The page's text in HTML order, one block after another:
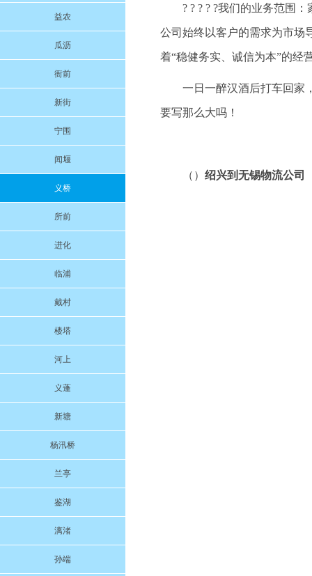
益农
瓜沥
衙前
新街
宁围
闻堰
义桥
所前
进化
临浦
戴村
楼塔
河上
义蓬
新塘
杨汛桥
兰亭
鉴湖
漓渚
孙端
? ? ? ? ?我们的业务范围
公司始终以客户的需求为市场
着“稳健务实、诚信为本”的经
一日一醉汉酒后打车回家
要写那么大吗！
（） 绍兴到无锡物流公司